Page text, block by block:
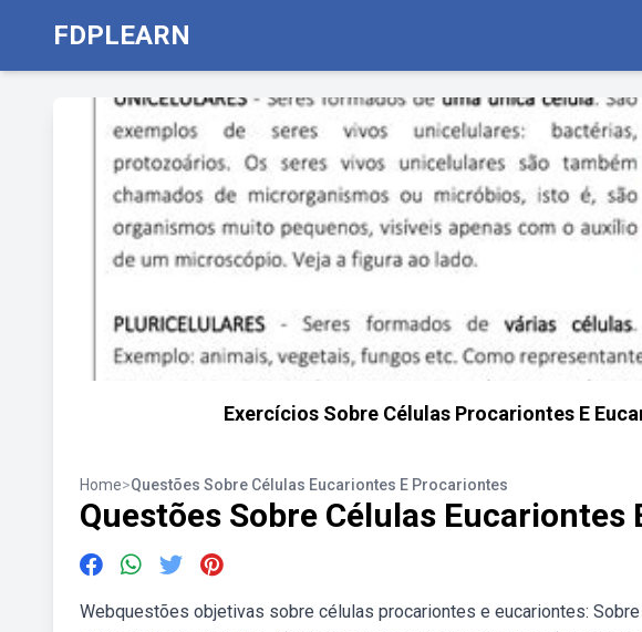
FDPLEARN
Exercícios Sobre Células Procariontes E
Home>Questões Sobre Células Eucariontes E Procariontes
Questões Sobre Células Eucariontes
Webquestões objetivas sobre células procariontes e eucariontes: